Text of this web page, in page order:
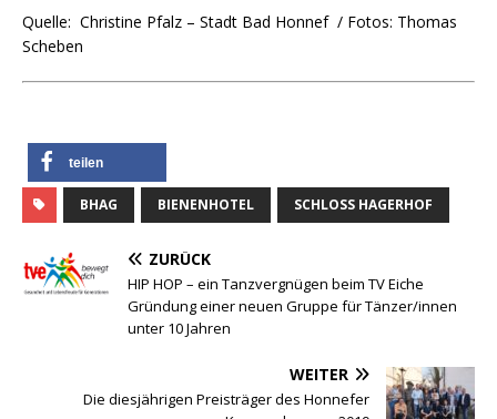
Quelle: Christine Pfalz – Stadt Bad Honnef / Fotos: Thomas
Scheben
teilen
BHAG BIENENHOTEL SCHLOSS HAGERHOF
ZURÜCK
HIP HOP – ein Tanzvergnügen beim TV Eiche
Gründung einer neuen Gruppe für Tänzer/innen
unter 10 Jahren
WEITER
Die diesjährigen Preisträger des Honnefer